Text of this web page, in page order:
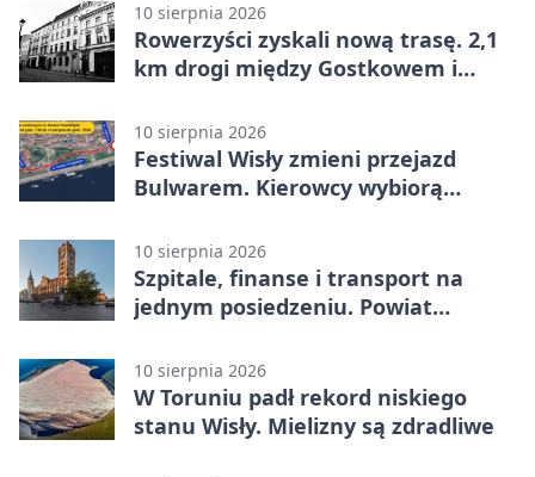
10 sierpnia 2026
Rowerzyści zyskali nową trasę. 2,1
km drogi między Gostkowem i
10 sierpnia 2026
Festiwal Wisły zmieni przejazd
Bulwarem. Kierowcy wybiorą
10 sierpnia 2026
Szpitale, finanse i transport na
jednym posiedzeniu. Powiat
10 sierpnia 2026
W Toruniu padł rekord niskiego
stanu Wisły. Mielizny są zdradliwe